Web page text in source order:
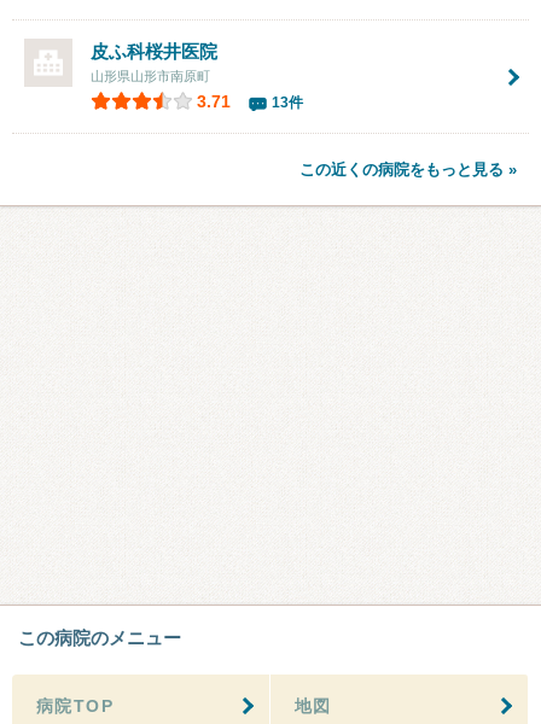
皮ふ科桜井医院
山形県山形市南原町
3.71 13件
この近くの病院をもっと見る »
この病院のメニュー
病院TOP 地図